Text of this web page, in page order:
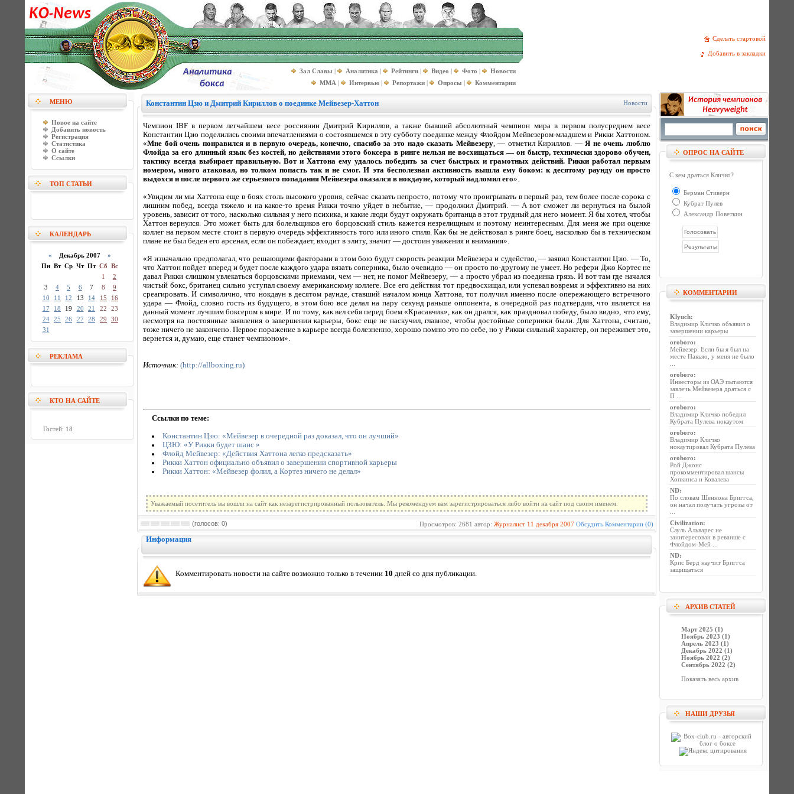
Сделать стартовой
Добавить в закладки
Зал Славы | Аналитика | Рейтинги | Видео | Фото |
Новости
MMA | Интервью | Репортажи | Опросы | Комментарии
МЕНЮ
Новое на сайте
Добавить новость
Регистрация
Статистика
О сайте
Ссылки
ТОП СТАТЬИ
КАЛЕНДАРЬ
« Декабрь 2007 »
Пн Вт Ср Чт Пт Сб Вс
1
2
3
4 5 6 7 8
9
10
11 12 13 14 15
16
17
18 19 20 21 22
23
24
25 26 27 28 29
30
31
РЕКЛАМА
КТО НА САЙТЕ
Гостей: 18
Константин Цзю и Дмитрий Кириллов о поединке Мейвезер-Хаттон Новости
Чемпион IBF в первом легчайшем весе россиянин Дмитрий Кириллов, а также бывший абсолютный чемпион мира в первом полусреднем весе
Константин Цзю поделились своими впечатлениями о состоявшемся в эту субботу поединке между Флойдом Мейвезером-младшем и Рикки Хаттоном.
«Мне бой очень понравился и в первую очередь, конечно, спасибо за это надо сказать Мейвезеру, — отметил Кириллов. —Я не очень люблю
Флойда за его длинный язык без костей, но действиями этого боксера в ринге нельзя не восхищаться — он быстр, технически здорово обучен,
тактику всегда выбирает правильную. Вот и Хаттона ему удалось победить за счет быстрых и грамотных действий. Рикки работал первым
номером, много атаковал, но толком попасть так и не смог. И эта бесполезная активность вышла ему боком: к десятому раунду он просто
выдохся и после первого же серьезного попадания Мейвезера оказался в нокдауне, который надломил его».
«Увидим ли мы Хаттона еще в боях столь высокого уровня, сейчас сказать непросто, потому что проигрывать в первый раз, тем более после сорока с
лишним побед, всегда тяжело и на какое-то время Рикки точно уйдет в небытие, — продолжил Дмитрий. — А вот сможет ли вернуться на былой
уровень, зависит от того, насколько сильная у него психика, и какие люди будут окружать британца в этот трудный для него момент. Я бы хотел, чтобы
Хаттон вернулся. Это может быть для болельщиков его борцовский стиль кажется незрелищным и поэтому неинтересным. Для меня же при оценке
коллег на первом месте стоит в первую очередь эффективность того или иного стиля. Как бы не действовал в ринге боец, насколько бы в техническом
плане не был беден его арсенал, если он побеждает, входит в элиту, значит — достоин уважения и внимания».
«Я изначально предполагал, что решающими факторами в этом бою будут скорость реакции Мейвезера и судейство, — заявил Константин Цзю. — То,
что Хаттон пойдет вперед и будет после каждого удара вязать соперника, было очевидно — он просто по-другому не умеет. Но рефери Джо Кортес не
давал Рикки слишком увлекаться борцовскими приемами, чем — нет, не помог Мейвезеру, — а просто убрал из поединка грязь. И вот там где начался
чистый бокс, британец сильно уступал своему американскому коллеге. Все его действия тот предвосхищал, или успевал вовремя и эффективно на них
среагировать. И символично, что нокдаун в десятом раунде, ставший началом конца Хаттона, тот получил именно после опережающего встречного
удара — Флойд, словно гость из будущего, в этом бою все делал на пару секунд раньше оппонента, в очередной раз подтвердив, что является на
данный момент лучшим боксером в мире. И по тому, как вел себя перед боем «Красавчик», как он дрался, как праздновал победу, было видно, что ему,
несмотря на постоянные заявления о завершении карьеры, бокс еще не наскучил, главное, чтобы достойные соперники были. Для Хаттона, считаю,
тоже ничего не закончено. Первое поражение в карьере всегда болезненно, хорошо помню это по себе, но у Рикки сильный характер, он переживет это,
вернется и, думаю, еще станет чемпионом».
Источник: (http://allboxing.ru)
Ссылки по теме:
Константин Цзю: «Мейвезер в очередной раз доказал, что он лучший»
ЦЗЮ: «У Рикки будет шанс »
Флойд Мейвезер: «Действия Хаттона легко предсказать»
Рикки Хаттон официально объявил о завершении спортивной карьеры
Рикки Хаттон: «Мейвезер фолил, а Кортез ничего не делал»
Уважаемый посетитель вы вошли на сайт как незарегистрированный пользователь. Мы рекомендуем вам зарегистрироваться либо войти на сайт под своим именем.
(голосов: 0) Просмотров: 2681 автор: Журналист 11 декабря 2007 Обсудить Комментарии (0)
Информация
Комментировать новости на сайте возможно только в течении 10 дней со дня публикации.
ОПРОС НА САЙТЕ
С кем драться Кличко?
Берман Стиверн
Кубрат Пулев
Александр Поветкин
КОММЕНТАРИИ
Klyuch:
Владимир Кличко объявил о
завершении карьеры
oroboro:
Мейвезер: Если бы я был на
месте Пакьяо, у меня не было
oroboro:
Инвесторы из ОАЭ пытаются
завлечь Мейвезера драться с
П ...
oroboro:
Владимир Кличко победил
Кубрата Пулева нокаутом
oroboro:
Владимир Кличко
нокаутировал Кубрата Пулева
oroboro:
Рой Джонс
прокомментировал шансы
Хопкинса и Ковалева
ND:
По словам Шеннона Бриггса,
он начал получать угрозы от
Civilization:
Сауль Альварес не
заинтересован в реванше с
Флойдом-Мей ...
ND:
Крис Берд научит Бриггса
защищаться
АРХИВ СТАТЕЙ
Март 2025 (1)
Ноябрь 2023 (1)
Апрель 2023 (1)
Декабрь 2022 (1)
Ноябрь 2022 (2)
Сентябрь 2022 (2)
Показать весь архив
НАШИ ДРУЗЬЯ